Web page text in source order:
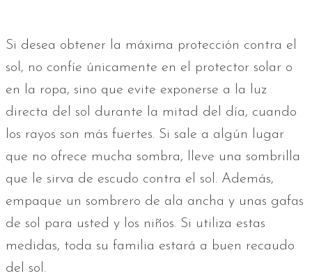
Si desea obtener la máxima protección contra el
sol, no confíe únicamente en el protector solar o
en la ropa, sino que evite exponerse a la luz
directa del sol durante la mitad del día, cuando
los rayos son más fuertes. Si sale a algún lugar
que no ofrece mucha sombra, lleve una sombrilla
que le sirva de escudo contra el sol. Además,
empaque un sombrero de ala ancha y unas gafas
de sol para usted y los niños. Si utiliza estas
medidas, toda su familia estará a buen recaudo
del sol.